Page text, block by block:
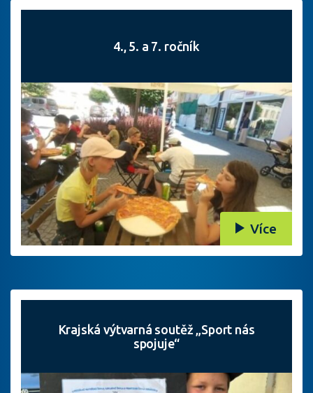
4., 5. a 7. ročník
Více
Krajská výtvarná soutěž „Sport nás
spojuje“